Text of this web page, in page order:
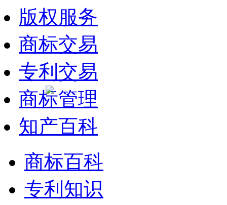
版权服务
商标交易
专利交易
商标管理
知产百科
商标百科
专利知识